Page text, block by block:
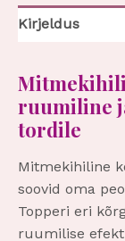
Kirjeldus
ruumiline
tordile
Mitmekihiline
soovid oma
Topperi eri
ruumilise